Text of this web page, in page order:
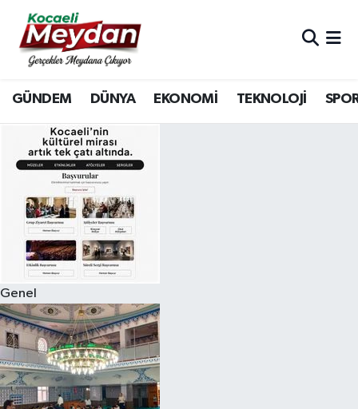
GÜNDEM DÜNYA EKONOMİ TEKNOLOJİ
Genel
Nöbetçi Eczaneler
Hava Durumu
Trafik Durumu
Süper Lig Puan Durumu ve Fikstür
Tüm Manşetler
Son Dakika Haberleri
Haber Arşivi